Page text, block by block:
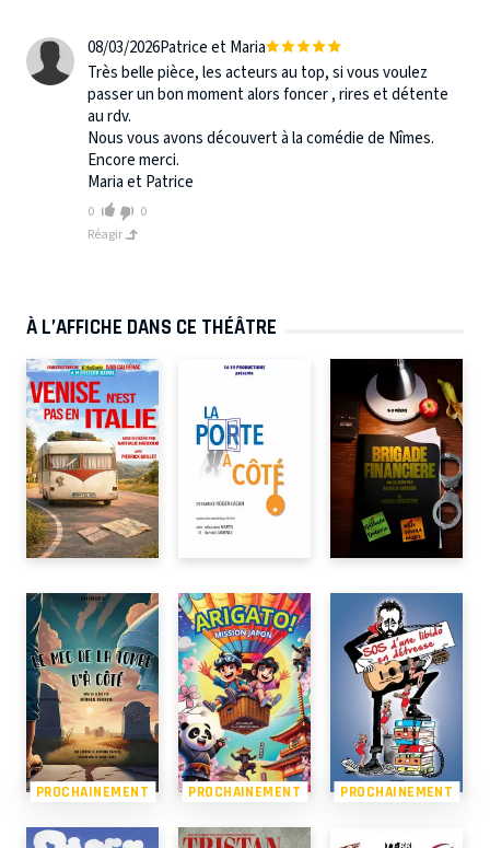
08/03/2026Patrice et Maria
Très belle pièce, les acteurs au top, si vous voulez
passer un bon moment alors foncer , rires et détente
au rdv.
Nous vous avons découvert à la comédie de Nîmes.
Encore merci.
Maria et Patrice
0
0
Réagir
À L’AFFICHE DANS CE THÉÂTRE
PROCHAINEMENT PROCHAINEMENT PROCHAINEMENT